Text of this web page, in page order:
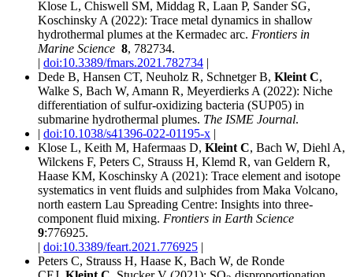
Klose L, Chiswell SM, Middag R, Laan P, Sander SG,
Koschinsky A (2022): Tra­ce me­tal dy­na­mics in shal­low
hydro­ther­mal plu­mes at the Ker­ma­dec arc. Frontiers in
Marine Science 8, 782734.
| doi:10.3389/fmars.2021.782734 |
Dede B, Hansen CT, Neuholz R, Schnetger B, Kleint C,
Walke S, Bach W, Amann R, Meyerdierks A (2022): Niche
differentiation of sulfur-oxidizing bacteria (SUP05) in
submarine hydrothermal plumes. The ISME Journal.
| doi:10.1038/s41396-022-01195-x |
Klose L, Keith M, Hafermaas D, Kleint C, Bach W, Diehl A,
Wilckens F, Peters C, Strauss H, Klemd R, van Geldern R,
Haase KM, Koschinsky A (2021): Trace element and isotope
systematics in vent fluids and sulphides from Maka Volcano,
north eastern Lau Spreading Centre: Insights into three-
component fluid mixing. Frontiers in Earth Science
9:776925.
| doi:10.3389/feart.2021.776925 |
Peters C, Strauss H, Haase K, Bach W, de Ronde